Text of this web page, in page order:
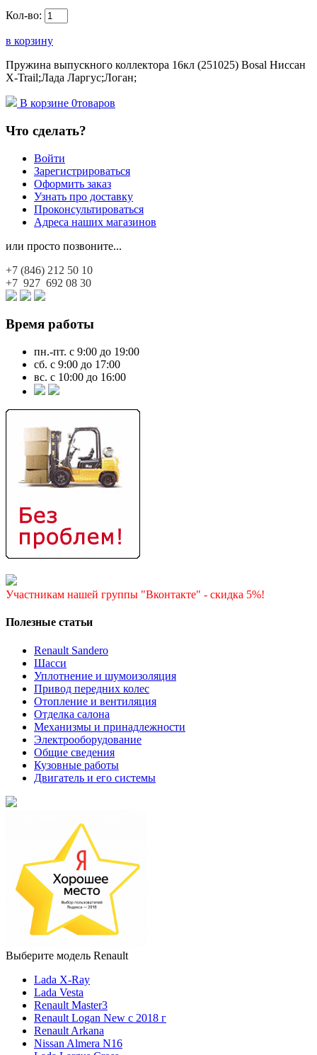
Кол-во:
в корзину
Пружина выпускного коллектора 16кл (251025) Bosal Ниссан
X-Trail;Лада Ларгус;Логан;
В корзине 0товаров
Что сделать?
Войти
Зарегистрироваться
Оформить заказ
Узнать про доставку
Проконсультироваться
Адреса наших магазинов
или просто позвоните...
+7 (846) 212 50 10
+7 927 692 08 30
Время работы
пн.-пт. с 9:00 до 19:00
сб. с 9:00 до 17:00
вс. с 10:00 до 16:00
Участникам нашей группы "Вконтакте" - скидка 5%!
Полезные статьи
Renault Sandero
Шасси
Уплотнение и шумоизоляция
Привод передних колес
Отопление и вентиляция
Отделка салона
Механизмы и принадлежности
Электрооборудование
Общие сведения
Кузовные работы
Двигатель и его системы
Выберите модель Renault
Lada X-Ray
Lada Vesta
Renault Master3
Renault Logan New с 2018 г
Renault Arkana
Nissan Almera N16